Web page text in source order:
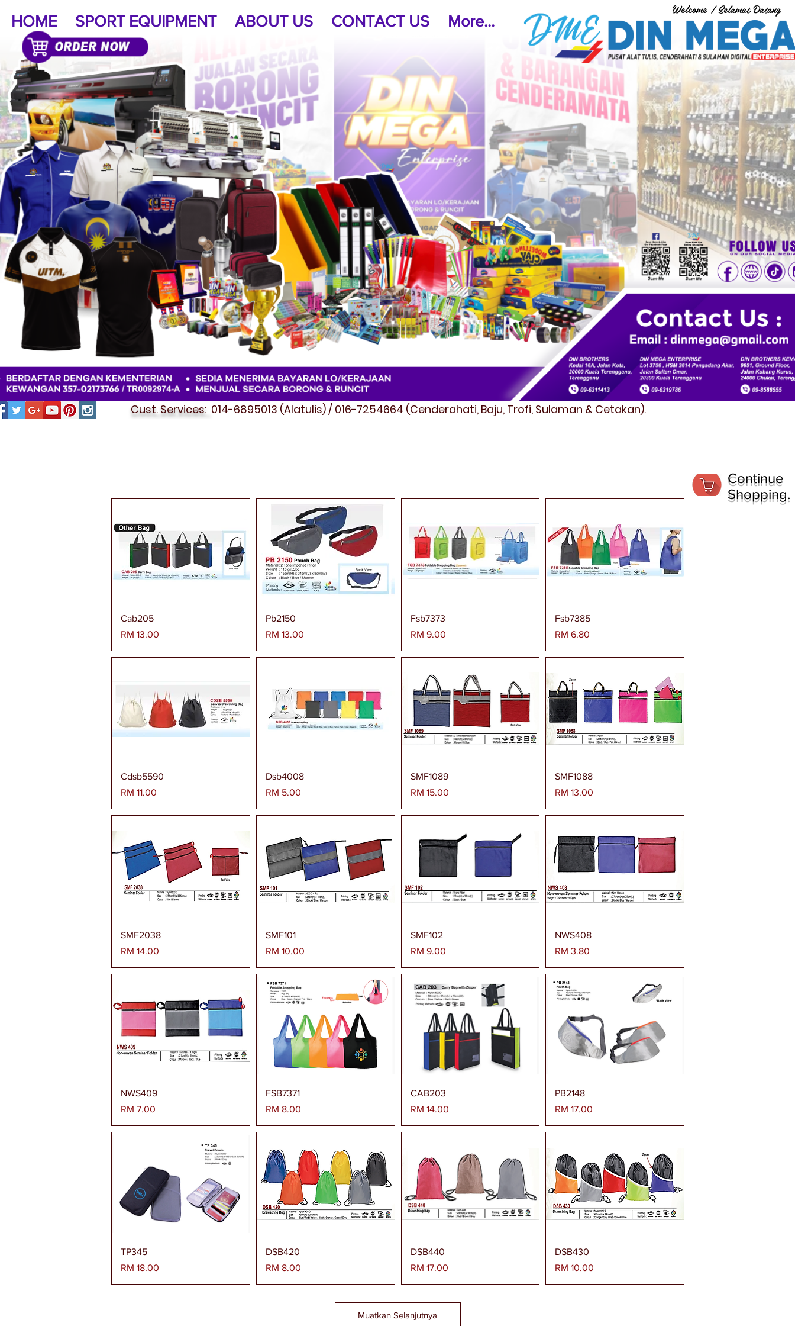
Welcome / Selamat Datang
HOME SPORT EQUIPMENT ABOUT US CONTACT US More...
Cust. Services: 014-6895013 (Alatulis) / 016-7254664 (Cenderahati, Baju, Trofi, Sulaman & Cetakan).
Paparan Segera
Cab205
Harga
RM 13.00
Pb2150
Harga
RM 13.00
Paparan Segera
Fsb7373
Harga
RM 9.00
Paparan Segera
Fsb7385
Harga
RM 6.80
Paparan Segera
Cdsb5590
Harga
RM 11.00
Paparan Segera
Dsb4008
Harga
RM 5.00
Paparan Segera
SMF1089
Harga
RM 15.00
Paparan Segera
SMF1088
Harga
RM 13.00
Paparan Segera
SMF2038
Harga
RM 14.00
SMF101
Harga
RM 10.00
Paparan Segera
SMF102
Harga
RM 9.00
Paparan Segera
NWS408
Harga
RM 3.80
Paparan Segera
NWS409
Harga
RM 7.00
Paparan Segera
FSB7371
Harga
RM 8.00
Paparan Segera
CAB203
Harga
RM 14.00
PB2148
Harga
RM 17.00
TP345
Harga
RM 18.00
Paparan Segera
DSB420
Harga
RM 8.00
Paparan Segera
DSB440
Harga
RM 17.00
Paparan Segera
DSB430
Harga
RM 10.00
Muatkan Selanjutnya
Continue
Shopping.